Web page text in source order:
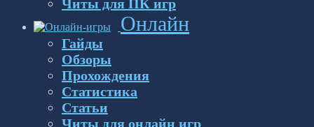
Читы для ПК игр
Онлайн
Гайды
Обзоры
Прохождения
Статистика
Статьи
Читы для онлайн игр